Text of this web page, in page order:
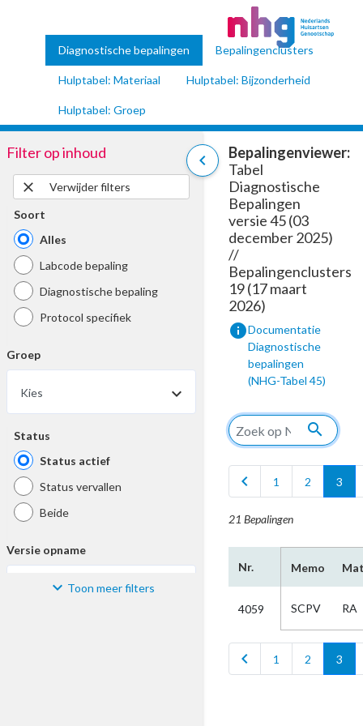
Diagnostische bepalingen Bepalingenclusters
Hulptabel: Materiaal Hulptabel: Bijzonderheid
Hulptabel: Groep
chevron_left
Filter op inhoud
close
Verwijder filters
Soort
Alles
Labcode bepaling
Diagnostische bepaling
Protocol specifiek
Groep
Kies
Status
Status actief
Status vervallen
Beide
Versie opname
Toon meer filters
Bepalingenviewer:
Tabel
Diagnostische
Bepalingen
versie 45 (03
december 2025)
//
Bepalingenclusters
19 (17 maart
2026)
infoDocumentatie
Diagnostische
bepalingen
(NHG-Tabel 45)
search
chevron_left 1 2 3
21 Bepalingen
Nr. Memo
4059 SCPV RA
chevron_left 1 2 3